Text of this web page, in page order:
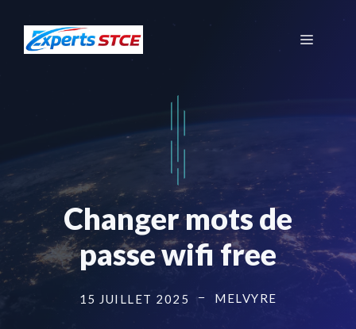
contenu
Menu
Changer mots de
passe wifi free
15 JUILLET 2025 MELVYRE